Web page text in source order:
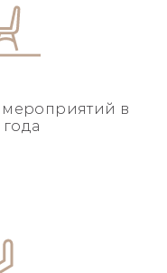
мероприятий в